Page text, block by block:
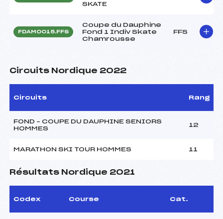
SKATE
FDAM0015.FFS
Coupe du Dauphine
Fond 1 Indiv Skate
Chamrousse
FFS
Circuits Nordique 2022
Circuits Rang
FOND – COUPE DU DAUPHINE SENIORS
HOMMES
12
MARATHON SKI TOUR HOMMES 11
Résultats Nordique 2021
Codex Course Cat.